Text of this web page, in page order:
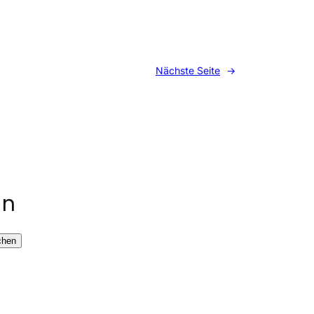
Nächste Seite →